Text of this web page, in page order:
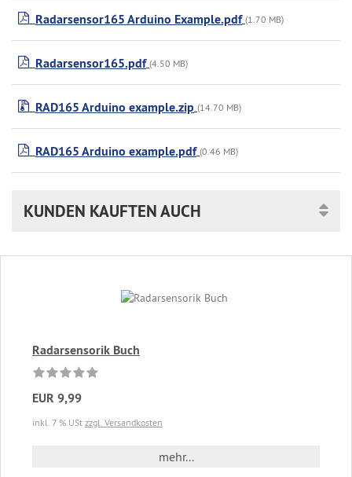
Radarsensor165 Arduino Example.pdf (1.70 MB)
Radarsensor165.pdf (4.50 MB)
RAD165 Arduino example.zip (14.70 MB)
RAD165 Arduino example.pdf (0.46 MB)
KUNDEN KAUFTEN AUCH
Radarsensorik Buch
EUR 9,99
inkl. 7 % USt zzgl. Versandkosten
mehr...